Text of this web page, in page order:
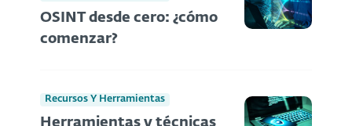
OSINT desde cero: ¿cómo
comenzar?
Recursos Y Herramientas
Herramientas y técnicas